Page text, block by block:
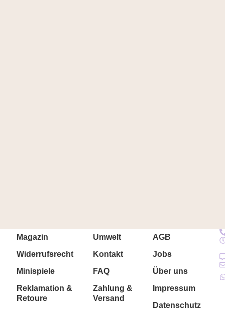
AGB
Jobs
Über uns
Impressum
Datenschutz
Umwelt
Kontakt
FAQ
Zahlung &
Versand
Magazin
Widerrufsrecht
Minispiele
Reklamation &
Retoure